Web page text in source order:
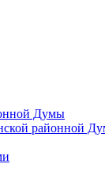
Думы
районной